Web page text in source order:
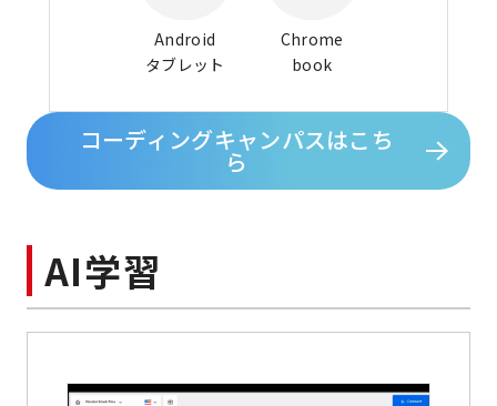
Android
タブレット
Chrome
book
コーディングキャンパスはこち
ら
AI学習